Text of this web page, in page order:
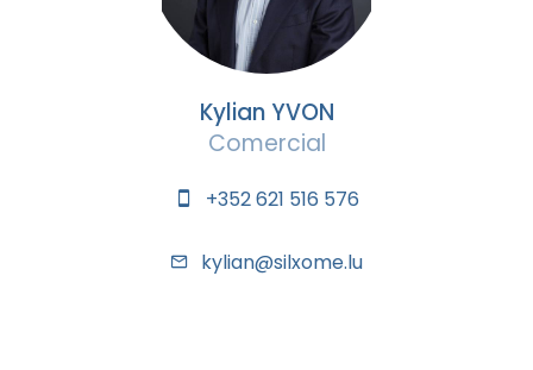
Kylian YVON
Comercial
+352 621 516 576
kylian@silxome.lu